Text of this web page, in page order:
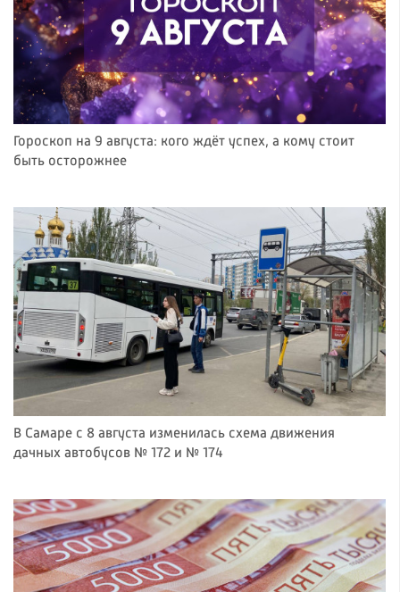
Гороскоп на 9 августа: кого ждёт успех, а кому стоит
быть осторожнее
В Самаре с 8 августа изменилась схема движения
дачных автобусов № 172 и № 174